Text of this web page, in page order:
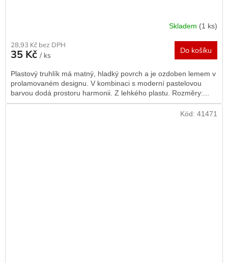
Skladem (1 ks)
28,93 Kč bez DPH
35 Kč / ks
Do košíku
Plastový truhlík má matný, hladký povrch a je ozdoben lemem v
prolamovaném designu. V kombinaci s moderní pastelovou
barvou dodá prostoru harmonii. Z lehkého plastu. Rozměry:...
Kód: 41471